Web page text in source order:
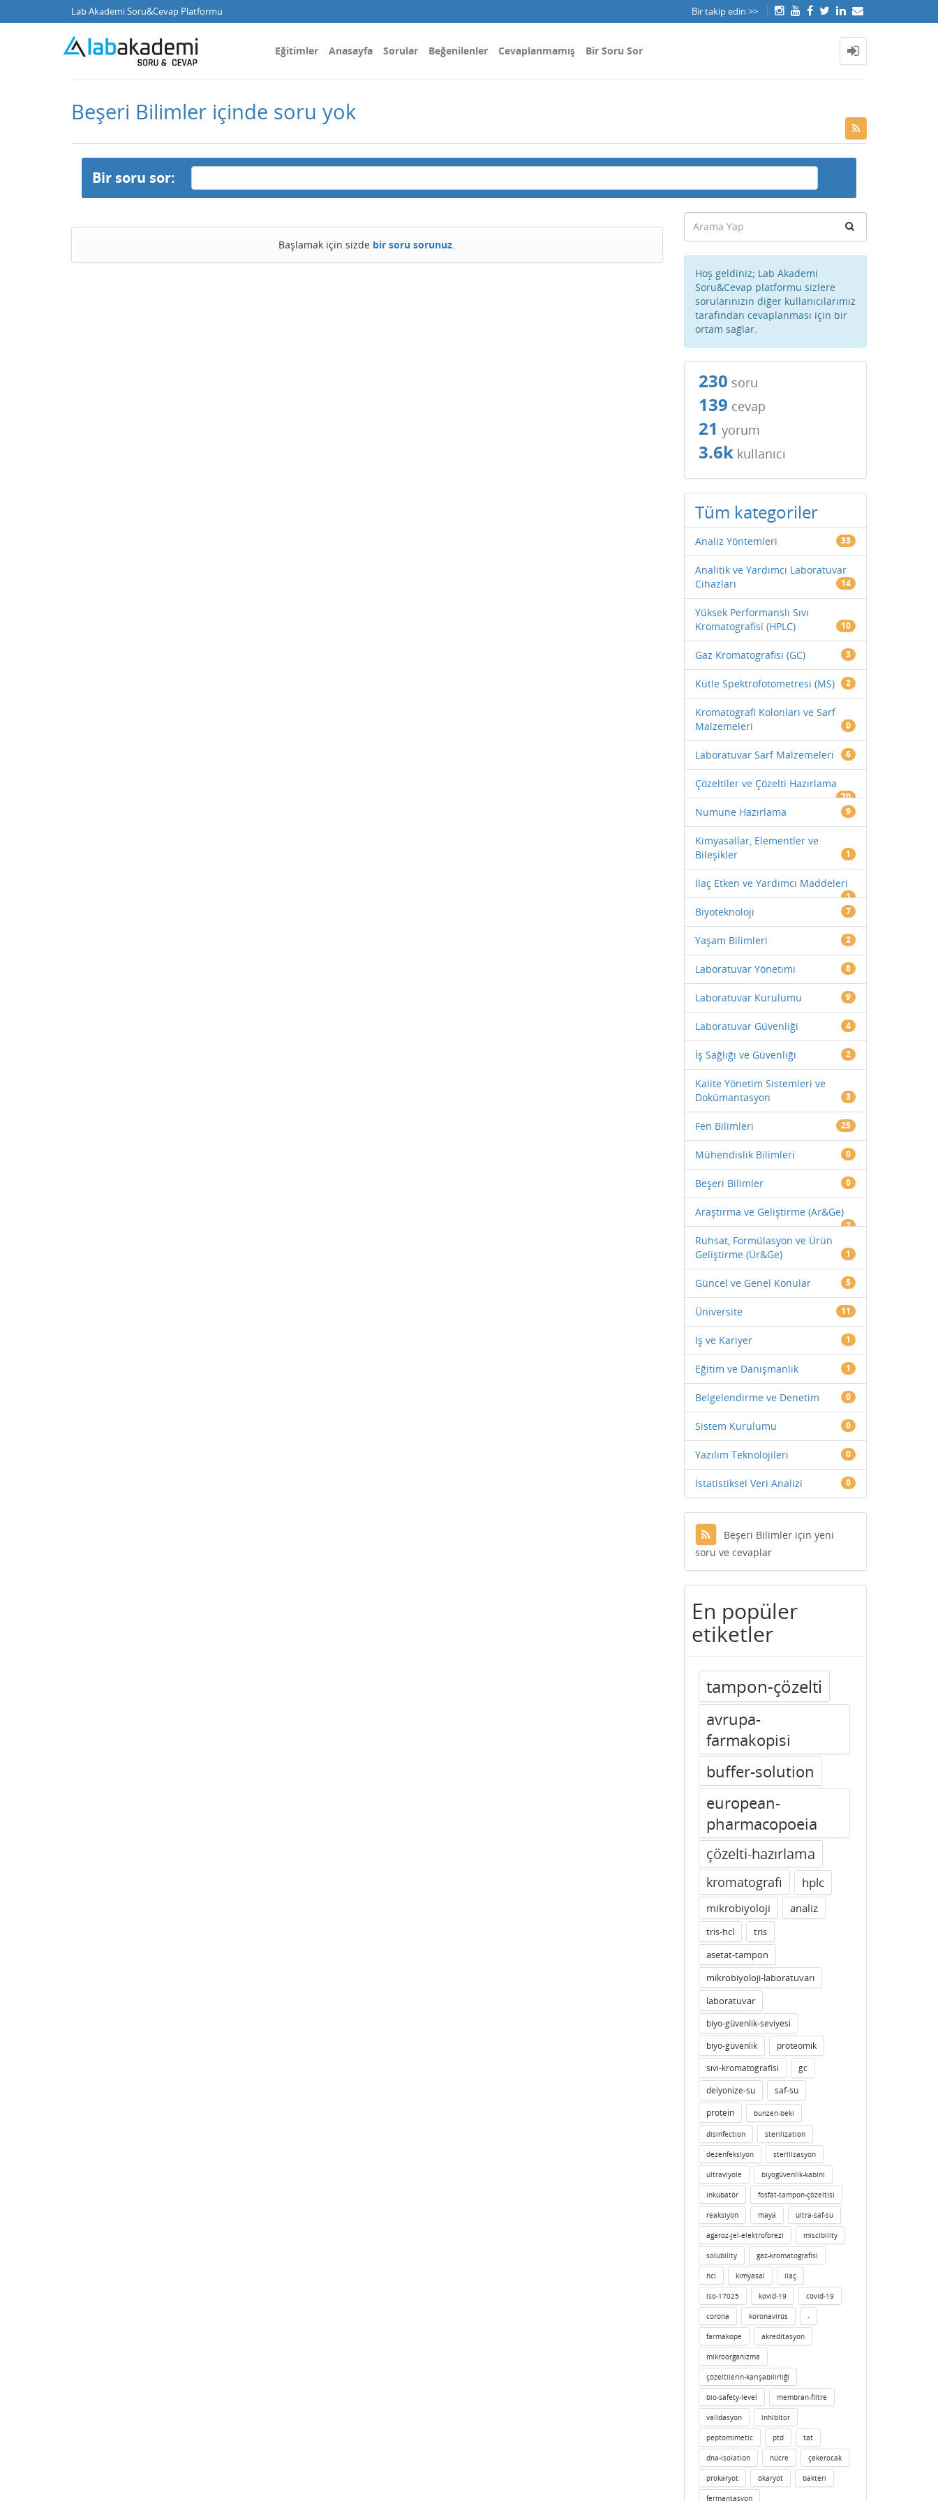
Lab Akademi Soru&Cevap Platformu Bir takip edin >>
Eğitimler Anasayfa Sorular Beğenilenler Cevaplanmamış Bir Soru Sor
Beşeri Bilimler içinde soru yok
Bir soru sor:
Başlamak için sizde bir soru sorunuz.
Hoş geldiniz; Lab Akademi
Soru&Cevap platformu sizlere
sorularınızın diğer kullanıcılarımız
tarafından cevaplanması için bir
ortam sağlar.
230 soru
139 cevap
21 yorum
3.6kkullanıcı
Tüm kategoriler
Analiz Yöntemleri 33
Analitik ve Yardımcı Laboratuvar
Cihazları
14
Yüksek Performanslı Sıvı
Kromatografisi (HPLC)
10
Gaz Kromatografisi (GC) 3
Kütle Spektrofotometresi (MS) 2
Kromatografi Kolonları ve Sarf
Malzemeleri
0
Laboratuvar Sarf Malzemeleri 6
Çözeltiler ve Çözelti Hazırlama
70
Numune Hazırlama 9
Kimyasallar, Elementler ve
Bileşikler
1
İlaç Etken ve Yardımcı Maddeleri
1
Biyoteknoloji 7
Yaşam Bilimleri 2
Laboratuvar Yönetimi 8
Laboratuvar Kurulumu 9
Laboratuvar Güvenliği 4
İş Sağlığı ve Güvenliği 2
Kalite Yönetim Sistemleri ve
Dokümantasyon
3
Fen Bilimleri 25
Mühendislik Bilimleri 0
Beşeri Bilimler 0
Araştırma ve Geliştirme (Ar&Ge)
2
Ruhsat, Formülasyon ve Ürün
Geliştirme (Ür&Ge)
1
Güncel ve Genel Konular 5
Üniversite 11
İş ve Kariyer 1
Eğitim ve Danışmanlık 1
Belgelendirme ve Denetim 0
Sistem Kurulumu 0
Yazılım Teknolojileri 0
İstatistiksel Veri Analizi 0
Beşeri Bilimler için yeni
soru ve cevaplar
En popüler
etiketler
tampon-çözelti
avrupa-
farmakopisi
buffer-solution
european-
pharmacopoeia
çözelti-hazırlama
kromatografi hplc
mikrobiyoloji analiz
tris-hcl
tris
asetat-tampon
mikrobiyoloji-laboratuvarı
laboratuvar
biyo-güvenlik-seviyesi
biyo-güvenlik
proteomik
sıvı-kromatografisi
gc
deiyonize-su
saf-su
protein
bunzen-beki
disinfection sterilization
dezenfeksiyon sterilizasyon
ultraviyole biyogüvenlik-kabini
inkübatör fosfat-tampon-çözeltisi
reaksiyon maya ultra-saf-su
agaroz-jel-elektroforezi miscibility
solubility gaz-kromatografisi
hcl kimyasal ilaç
iso-17025 kovid-19 covid-19
corona koronavirüs -
farmakope akreditasyon
mikroorganizma
çözeltilerin-karışabilirliği
bio-safety-level membran-filtre
validasyon inhibitor
peptomimetic ptd tat
dna-isolation hücre çekerocak
prokaryot ökaryot bakteri
fermantasyon